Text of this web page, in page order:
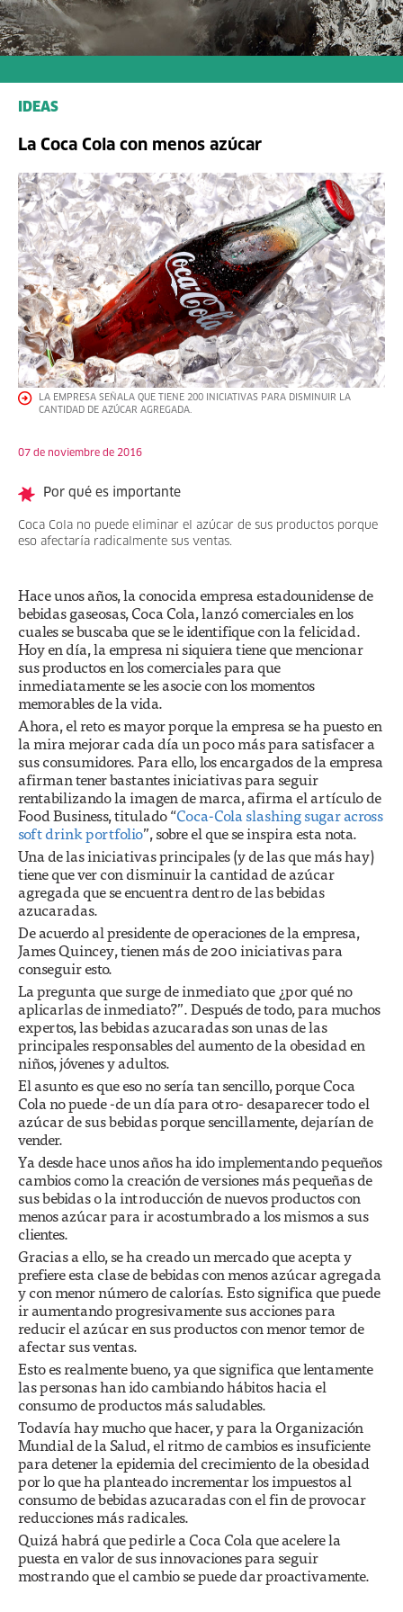
IDEAS
La Coca Cola con menos azúcar
LA EMPRESA SEÑALA QUE TIENE 200 INICIATIVAS PARA DISMINUIR LA
CANTIDAD DE AZÚCAR AGREGADA.
07 de noviembre de 2016
Por qué es importante
Coca Cola no puede eliminar el azúcar de sus productos porque
eso afectaría radicalmente sus ventas.
Hace unos años, la conocida empresa estadounidense de
bebidas gaseosas, Coca Cola, lanzó comerciales en los
cuales se buscaba que se le identifique con la felicidad.
Hoy en día, la empresa ni siquiera tiene que mencionar
sus productos en los comerciales para que
inmediatamente se les asocie con los momentos
memorables de la vida.
Ahora, el reto es mayor porque la empresa se ha puesto en
la mira mejorar cada día un poco más para satisfacer a
sus consumidores. Para ello, los encargados de la empresa
afirman tener bastantes iniciativas para seguir
rentabilizando la imagen de marca, afirma el artículo de
Food Business, titulado “Coca-Cola slashing sugar across
soft drink portfolio”, sobre el que se inspira esta nota.
Una de las iniciativas principales (y de las que más hay)
tiene que ver con disminuir la cantidad de azúcar
agregada que se encuentra dentro de las bebidas
azucaradas.
De acuerdo al presidente de operaciones de la empresa,
James Quincey, tienen más de 200 iniciativas para
conseguir esto.
La pregunta que surge de inmediato que ¿por qué no
aplicarlas de inmediato?”. Después de todo, para muchos
expertos, las bebidas azucaradas son unas de las
principales responsables del aumento de la obesidad en
niños, jóvenes y adultos.
El asunto es que eso no sería tan sencillo, porque Coca
Cola no puede -de un día para otro- desaparecer todo el
azúcar de sus bebidas porque sencillamente, dejarían de
vender.
Ya desde hace unos años ha ido implementando pequeños
cambios como la creación de versiones más pequeñas de
sus bebidas o la introducción de nuevos productos con
menos azúcar para ir acostumbrado a los mismos a sus
clientes.
Gracias a ello, se ha creado un mercado que acepta y
prefiere esta clase de bebidas con menos azúcar agregada
y con menor número de calorías. Esto significa que puede
ir aumentando progresivamente sus acciones para
reducir el azúcar en sus productos con menor temor de
afectar sus ventas.
Esto es realmente bueno, ya que significa que lentamente
las personas han ido cambiando hábitos hacia el
consumo de productos más saludables.
Todavía hay mucho que hacer, y para la Organización
Mundial de la Salud, el ritmo de cambios es insuficiente
para detener la epidemia del crecimiento de la obesidad
por lo que ha planteado incrementar los impuestos al
consumo de bebidas azucaradas con el fin de provocar
reducciones más radicales.
Quizá habrá que pedirle a Coca Cola que acelere la
puesta en valor de sus innovaciones para seguir
mostrando que el cambio se puede dar proactivamente.